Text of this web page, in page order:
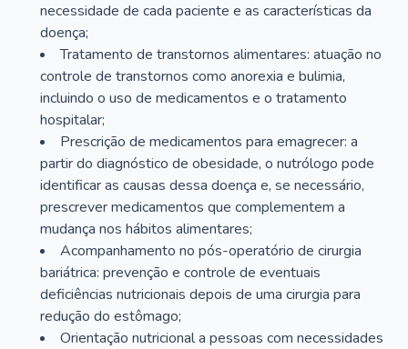
necessidade de cada paciente e as características da
doença;
Tratamento de transtornos alimentares: atuação no
controle de transtornos como anorexia e bulimia,
incluindo o uso de medicamentos e o tratamento
hospitalar;
Prescrição de medicamentos para emagrecer: a
partir do diagnóstico de obesidade, o nutrólogo pode
identificar as causas dessa doença e, se necessário,
prescrever medicamentos que complementem a
mudança nos hábitos alimentares;
Acompanhamento no pós-operatório de cirurgia
bariátrica: prevenção e controle de eventuais
deficiências nutricionais depois de uma cirurgia para
redução do estômago;
Orientação nutricional a pessoas com necessidades